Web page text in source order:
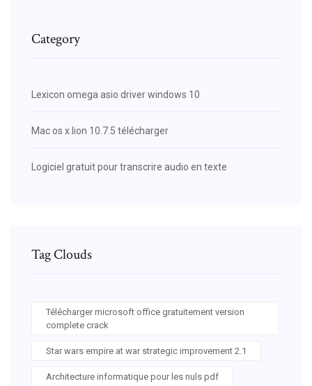
Category
Lexicon omega asio driver windows 10
Mac os x lion 10.7.5 télécharger
Logiciel gratuit pour transcrire audio en texte
Tag Clouds
Télécharger microsoft office gratuitement version
complete crack
Star wars empire at war strategic improvement 2.1
Architecture informatique pour les nuls pdf